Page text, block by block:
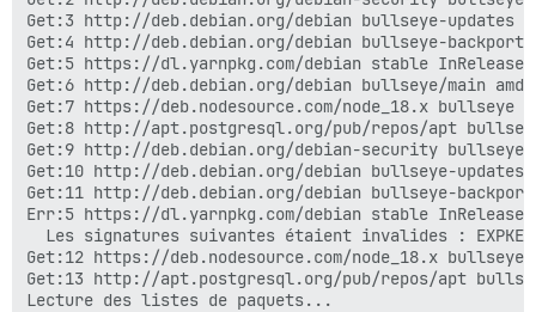
Get:3 http://deb.debian.org/debian bullseye-updates
Get:4 http://deb.debian.org/debian bullseye-
Get:5 https://dl.yarnpkg.com/debian stable InRelease
Get:6 http://deb.debian.org/debian bullseye/main
Get:7 https://deb.nodesource.com/node_18.x bullseye
Get:8 http://apt.postgresql.org/pub/repos/apt
Get:9 http://deb.debian.org/debian-security bullseye-
Get:10 http://deb.debian.org/debian bullseye-updates/
Get:11 http://deb.debian.org/debian bullseye-
Err:5 https://dl.yarnpkg.com/debian stable InRelease
Les signatures suivantes étaient invalides :
Get:12 https://deb.nodesource.com/node_18.x bullseye/
Get:13 http://apt.postgresql.org/pub/repos/apt
Lecture des listes de paquets...